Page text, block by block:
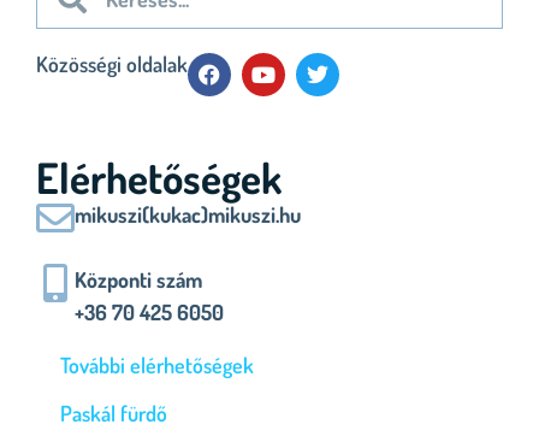
Közösségi oldalak
Elérhetőségek
mikuszi(kukac)mikuszi.hu
Központi szám
+36 70 425 6050
További elérhetőségek
Paskál fürdő